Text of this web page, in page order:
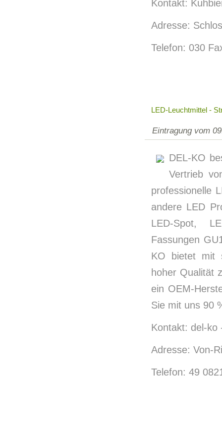
Kontakt:
Adresse:
Telefon: 030
LED-Leuchtmittel -
Eintragung vom
DEL-KO
Vertrieb
professionelle
andere LED
LED-Spot,
Fassungen
KO bietet mit
hoher Qualität
ein OEM-
Sie mit uns 90
Kontakt: del-
Adresse: Von-
Telefon: 49